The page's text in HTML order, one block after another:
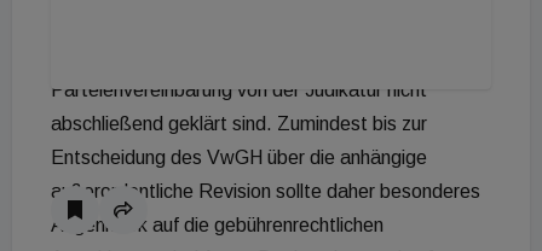
Parteienvereinbarung von der Judikatur nicht
abschließend geklärt sind. Zumindest bis zur
Entscheidung des VwGH über die anhängige
außerordentliche Revision sollte daher besonderes
Augenmerk auf die gebührenrechtlichen